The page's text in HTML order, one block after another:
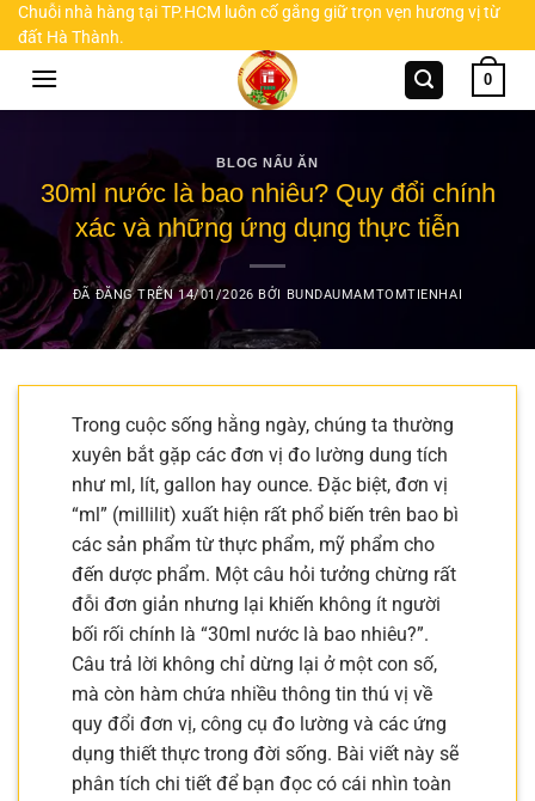
Chuyển
đến
Chuỗi nhà hàng tại TP.HCM luôn cố gắng giữ trọn vẹn hương vị từ
đất Hà Thành.
0
BLOG NẤU ĂN
30ml nước là bao nhiêu? Quy đổi chính
xác và những ứng dụng thực tiễn
ĐÃ ĐĂNG TRÊN14/01/2026 BỞI BUNDAUMAMTOMTIENHAI
Trong cuộc sống hằng ngày, chúng ta thường
xuyên bắt gặp các đơn vị đo lường dung tích
như ml, lít, gallon hay ounce. Đặc biệt, đơn vị
“ml” (millilit) xuất hiện rất phổ biến trên bao bì
các sản phẩm từ thực phẩm, mỹ phẩm cho
đến dược phẩm. Một câu hỏi tưởng chừng rất
đỗi đơn giản nhưng lại khiến không ít người
bối rối chính là “30ml nước là bao nhiêu?”.
Câu trả lời không chỉ dừng lại ở một con số,
mà còn hàm chứa nhiều thông tin thú vị về
quy đổi đơn vị, công cụ đo lường và các ứng
dụng thiết thực trong đời sống. Bài viết này sẽ
phân tích chi tiết để bạn đọc có cái nhìn toàn